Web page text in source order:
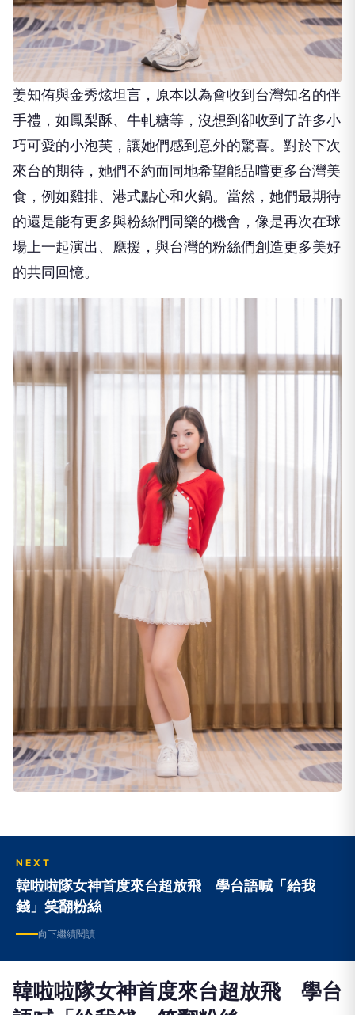
姜知侑與金秀炫坦言，原本以為會收到台灣知名的伴
手禮，如鳳梨酥、牛軋糖等，沒想到卻收到了許多小
巧可愛的小泡芙，讓她們感到意外的驚喜。對於下次
來台的期待，她們不約而同地希望能品嚐更多台灣美
食，例如雞排、港式點心和火鍋。當然，她們最期待
的還是能有更多與粉絲們同樂的機會，像是再次在球
場上一起演出、應援，與台灣的粉絲們創造更多美好
的共同回憶。
NEXT
韓啦啦隊女神首度來台超放飛 學台語喊「給我
錢」笑翻粉絲
向下繼續閱讀
韓啦啦隊女神首度來台超放飛 學台